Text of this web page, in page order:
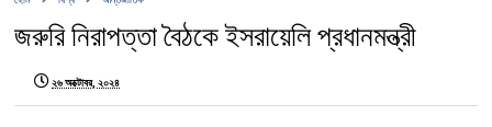
জরুরি নিরাপত্তা বৈঠকে ইসরায়েলি প্রধানমন্ত্রী
২৬ অক্টোবর, ২০২৪